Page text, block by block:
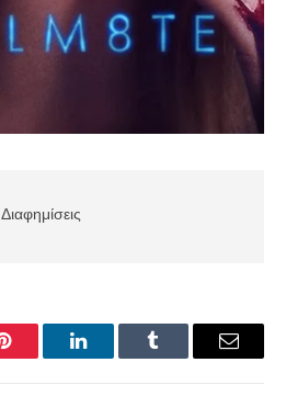
Διαφημίσεις
Pinterest LinkedInTumblr Email